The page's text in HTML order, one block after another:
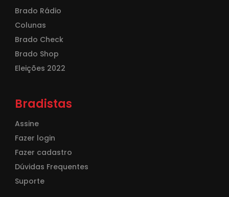
Brado Rádio
Colunas
Brado Check
Brado Shop
Eleições 2022
Bradistas
Assine
Fazer login
Fazer cadastro
Dúvidas Frequentes
Suporte